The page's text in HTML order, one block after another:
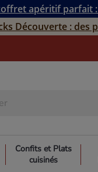
apéritif parfait
Découverte : des
Confits et Plats
cuisinés